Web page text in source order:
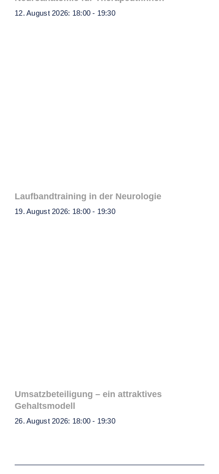
12. August 2026: 18:00 - 19:30
Laufbandtraining in der Neurologie
19. August 2026: 18:00 - 19:30
Umsatzbeteiligung – ein attraktives
Gehaltsmodell
26. August 2026: 18:00 - 19:30